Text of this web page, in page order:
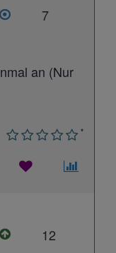
7
an (Nur
*
12